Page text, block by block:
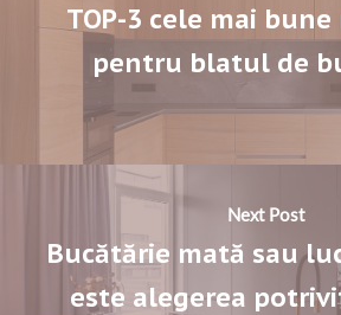
TOP-3 cele mai
pentru blatul de
Next Post
Bucătărie mată sau
este alegerea